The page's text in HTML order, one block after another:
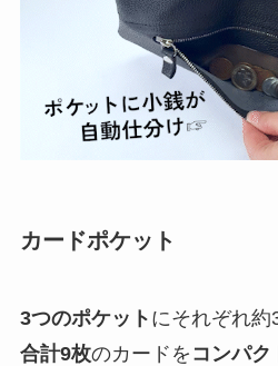
カードポケット
3つのポケット にそれぞれ約
合計9枚のカードを コンパク